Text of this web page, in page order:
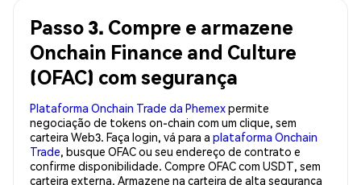
Passo 3. Compre e armazene
Onchain Finance and Culture
(OFAC) com segurança
Plataforma Onchain Trade da Phemexpermite
negociação de tokens on-chain com um clique, sem
carteira Web3. Faça login, vá para a plataforma Onchain
Trade, busque OFAC ou seu endereço de contrato e
confirme disponibilidade. Compre OFAC com USDT, sem
carteira externa. Armazene na carteira de alta segurança